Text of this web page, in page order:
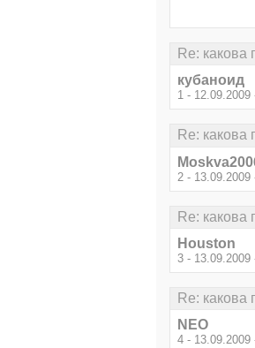
Re: какова
кубаноид
1 - 12.09.2009
Re: какова
2 - 13.09.2009
Re: какова
Houston
3 - 13.09.2009
Re: какова
NEO
4 - 13.09.2009